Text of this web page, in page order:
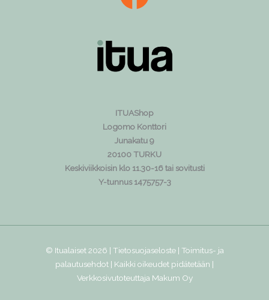
ITUAShop
Logomo Konttori
Junakatu 9
20100 TURKU
Keskiviikkoisin klo 11.30-16 tai sovitusti
Y-tunnus 1475757-3
© Itualaiset 2026 | Tietosuojaseloste| Toimitus- ja
palautusehdot | Kaikki oikeudet pidätetään |
Verkkosivutoteuttaja Makum Oy